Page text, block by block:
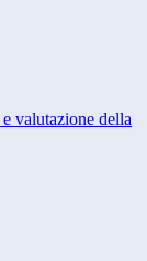
valutazione della